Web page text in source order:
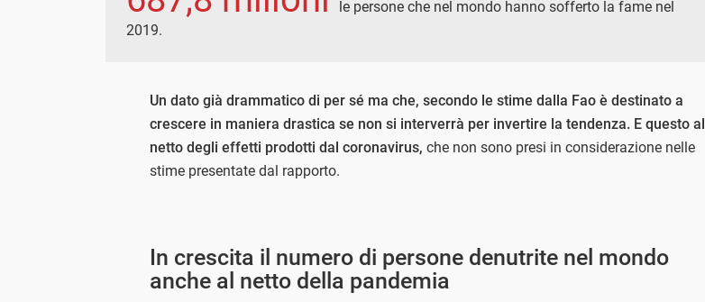
le persone che nel mondo hanno sofferto la fame nel
2019.
Un dato già drammatico di per sé ma che, secondo le stime dalla Fao è destinato a
crescere in maniera drastica se non si interverrà per invertire la tendenza. E questo al
netto degli effetti prodotti dal coronavirus, che non sono presi in considerazione nelle
stime presentate dal rapporto.
In crescita il numero di persone denutrite nel mondo
anche al netto della pandemia